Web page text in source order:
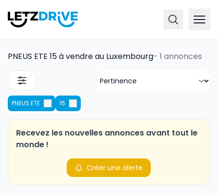
PNEUS ETE 15 à vendre au Luxembourg- 1 annonces
PNEUS ETE 15
Recevez les nouvelles annonces avant tout le
monde !
Créer une alerte